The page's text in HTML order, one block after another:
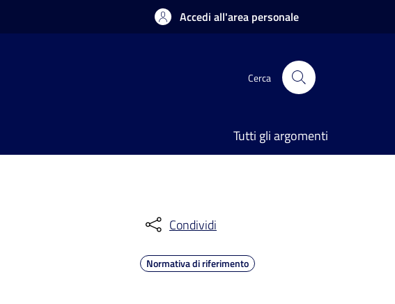
Accedi all'area personale
Cerca
Tutti gli argomenti
Condividi
Normativa di riferimento